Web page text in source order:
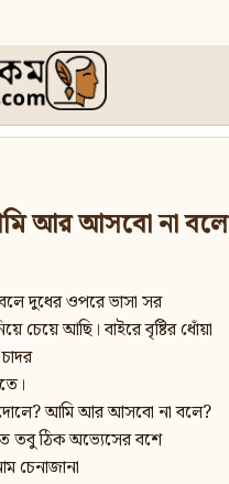
আর আসবো না বলে
দুধের ওপরে ভাসা সর
চেয়ে আছি। বাইরে বৃষ্টির ধোঁয়া
আমি আর আসবো না বলে?
তবু ঠিক অভ্যেসের বশে
চেনাজানা